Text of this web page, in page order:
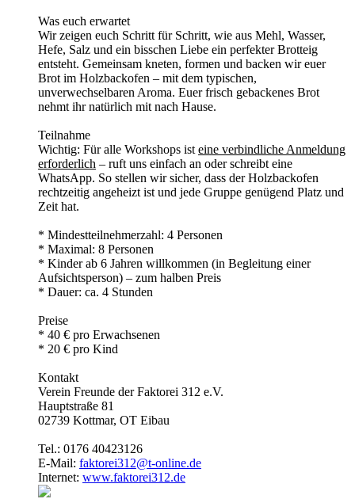
Was euch erwartet
Wir zeigen euch Schritt für Schritt, wie aus Mehl, Wasser,
Hefe, Salz und ein bisschen Liebe ein perfekter Brotteig
entsteht. Gemeinsam kneten, formen und backen wir euer
Brot im Holzbackofen – mit dem typischen,
unverwechselbaren Aroma. Euer frisch gebackenes Brot
nehmt ihr natürlich mit nach Hause.
Teilnahme
Wichtig: Für alle Workshops ist eine verbindliche Anmeldung
erforderlich – ruft uns einfach an oder schreibt eine
WhatsApp. So stellen wir sicher, dass der Holzbackofen
rechtzeitig angeheizt ist und jede Gruppe genügend Platz und
Zeit hat.
* Mindestteilnehmerzahl: 4 Personen
* Maximal: 8 Personen
* Kinder ab 6 Jahren willkommen (in Begleitung einer
Aufsichtsperson) – zum halben Preis
* Dauer: ca. 4 Stunden
Preise
* 40 € pro Erwachsenen
* 20 € pro Kind
Kontakt
Verein Freunde der Faktorei 312 e.V.
Hauptstraße 81
02739 Kottmar, OT Eibau
Tel.: 0176 40423126
E-Mail: faktorei312@t-online.de
Internet: www.faktorei312.de